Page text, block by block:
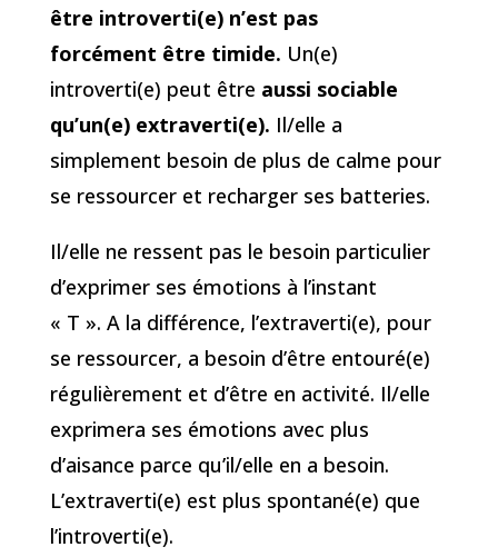
être introverti(e) n’est pas
forcément être timide. Un(e)
introverti(e) peut être aussi sociable
qu’un(e) extraverti(e). Il/elle a
simplement besoin de plus de calme pour
se ressourcer et recharger ses batteries.
Il/elle ne ressent pas le besoin particulier
d’exprimer ses émotions à l’instant
« T ». A la différence, l’extraverti(e), pour
se ressourcer, a besoin d’être entouré(e)
régulièrement et d’être en activité. Il/elle
exprimera ses émotions avec plus
d’aisance parce qu’il/elle en a besoin.
L’extraverti(e) est plus spontané(e) que
l’introverti(e).